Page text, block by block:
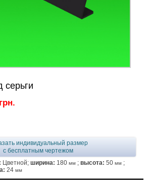
серьги
грн.
индивидуальный размер
с бесплатным чертежом
Цветной; ширина: 180 мм ; высота: 50 мм ;
24 мм